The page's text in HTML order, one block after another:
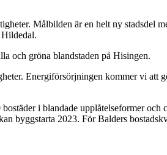
Målbilden är en helt ny stadsdel
och gröna blandstaden på Hisingen.
Energiförsörjningen kommer vi att
i blandade upplåtelseformer
byggstarta 2023. För Balders